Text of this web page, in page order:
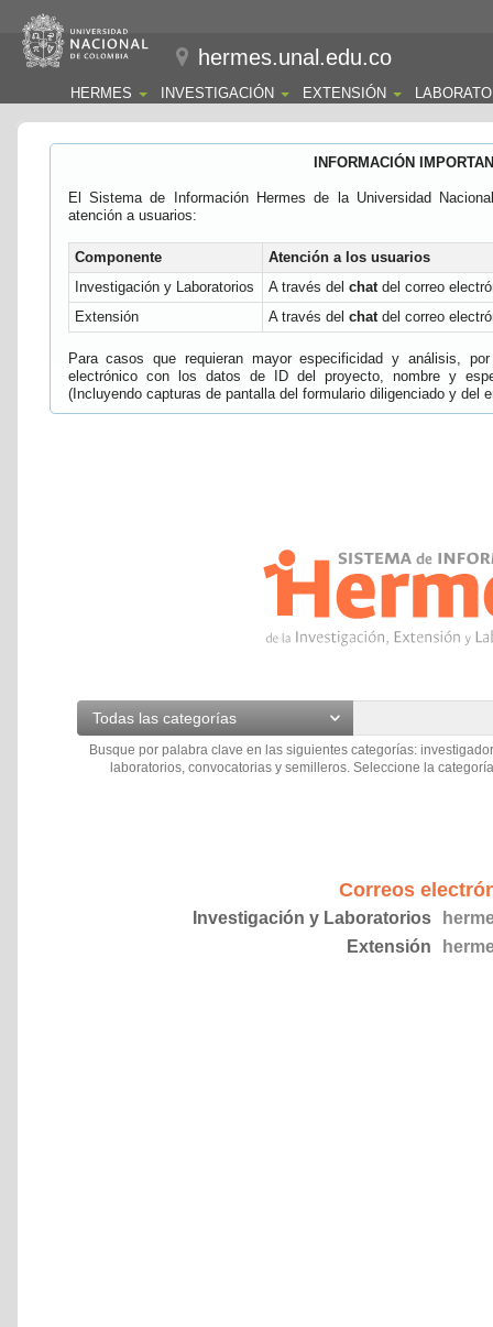
hermes.unal.edu.co
HERMES INVESTIGACIÓN EXTENSIÓN
INFORMACIÓN
El Sistema de Información Hermes de la Universidad
atención a usuarios:
Componente
Atención a los usuarios
Investigación y Laboratorios
A través del chatdel correo
Extensión
A través del chatdel correo
Para casos que requieran mayor especificidad y análisis,
electrónico con los datos de ID del proyecto, nombre y
(Incluyendo capturas de pantalla del formulario diligenciado y del
Todas las categorías
Busque por palabra clave en las siguientes categorías:
laboratorios, convocatorias y semilleros. Seleccione la
Correos
Investigación y Laboratorios
Extensión